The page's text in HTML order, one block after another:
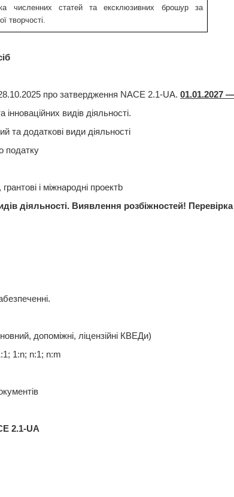
численних статей таексклюзивних брошурза
творчості.
прозатвердження NACE 2.1-UA.01.01.2027
інноваційних видів діяльності.
та додаткові види діяльності
податку
грантові і міжнародні проектb
діяльності. Виявлення розбіжностей! Перевірка
.
, допоміжні, ліцензійні КВЕДи)
1:n; n:1; n:m
2.1-UA